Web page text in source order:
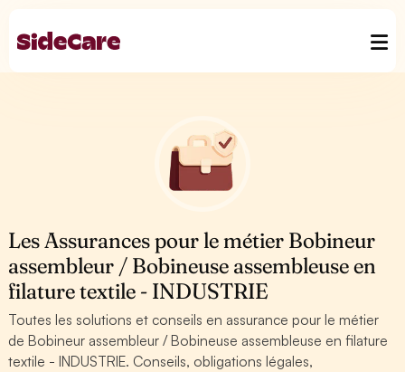
Les Assurances pour le métier Bobineur
assembleur / Bobineuse assembleuse en
filature textile - INDUSTRIE
Toutes les solutions et conseils en assurance pour le métier
de Bobineur assembleur / Bobineuse assembleuse en filature
textile - INDUSTRIE. Conseils, obligations légales,